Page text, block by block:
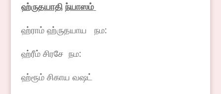
ஹ்ருதயாதி ந்யாஸம்
ஹ்ராம் ஹ்ருதயாய நம:
ஹ்ரீம் சிரசே நம:
ஹ்ரூம் சிகாய வஷட்